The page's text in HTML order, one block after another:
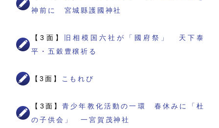
神前に 宮城縣護國神社
【3面】
旧相模国六社が「國府祭」 天下泰
平・五穀豊穣祈る
【3面】 こもれび
【3面】青少年教化活動の一環 春休みに「杜
の子供会」 一宮賀茂神社